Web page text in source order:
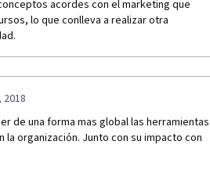
acordes con el marketing que
lo que conlleva a realizar otra
de una forma mas global las herramientas
organización. Junto con su impacto con